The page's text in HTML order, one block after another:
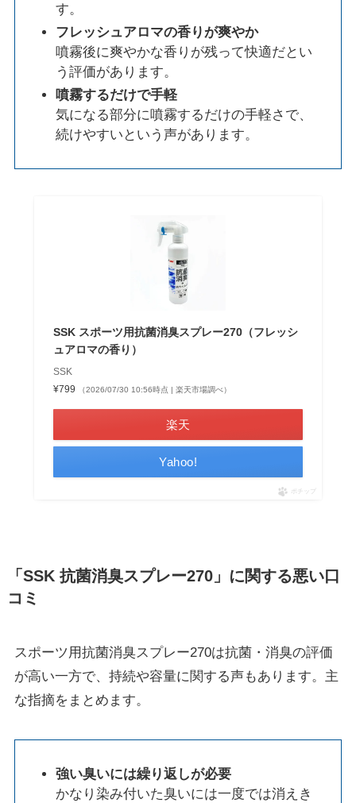
す。
フレッシュアロマの香りが爽やか
噴霧後に爽やかな香りが残って快適だとい
う評価があります。
噴霧するだけで手軽
気になる部分に噴霧するだけの手軽さで、
続けやすいという声があります。
SSK スポーツ用抗菌消臭スプレー270（フレッシ
ュアロマの香り）
SSK
¥799
（2026/07/30 10:56時点 | 楽天市場調べ）
楽天
Yahoo!
ポチップ
「SSK 抗菌消臭スプレー270」に関する悪い口
コミ
スポーツ用抗菌消臭スプレー270は抗菌・消臭の評価
が高い一方で、持続や容量に関する声もあります。主
な指摘をまとめます。
強い臭いには繰り返しが必要
かなり染み付いた臭いには一度では消えき